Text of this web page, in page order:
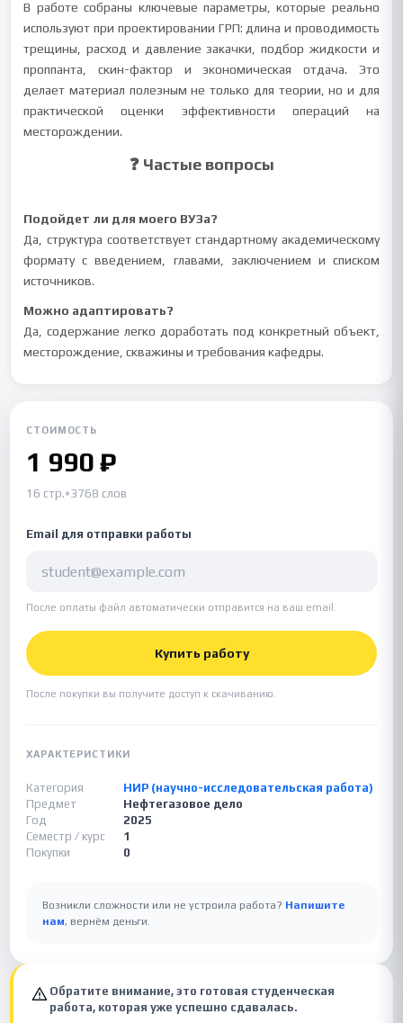
В работе собраны ключевые параметры, которые реально
используют при проектировании ГРП: длина и проводимость
трещины, расход и давление закачки, подбор жидкости и
проппанта, скин-фактор и экономическая отдача. Это
делает материал полезным не только для теории, но и для
практической оценки эффективности операций на
месторождении.
❓ Частые вопросы
Подойдет ли для моего ВУЗа?
Да, структура соответствует стандартному академическому
формату с введением, главами, заключением и списком
источников.
Можно адаптировать?
Да, содержание легко доработать под конкретный объект,
месторождение, скважины и требования кафедры.
СТОИМОСТЬ
1 990 ₽
16 стр.•3768 слов
Email для отправки работы
После оплаты файл автоматически отправится на ваш email.
Купить работу
После покупки вы получите доступ к скачиванию.
ХАРАКТЕРИСТИКИ
Категория
НИР (научно-исследовательская работа)
Предмет
Нефтегазовое дело
Год
2025
Семестр / курс
1
Покупки
0
Возникли сложности или не устроила работа? Напишите
нам, вернём деньги.
Обратите внимание, это готовая студенческая
работа, которая уже успешно сдавалась.